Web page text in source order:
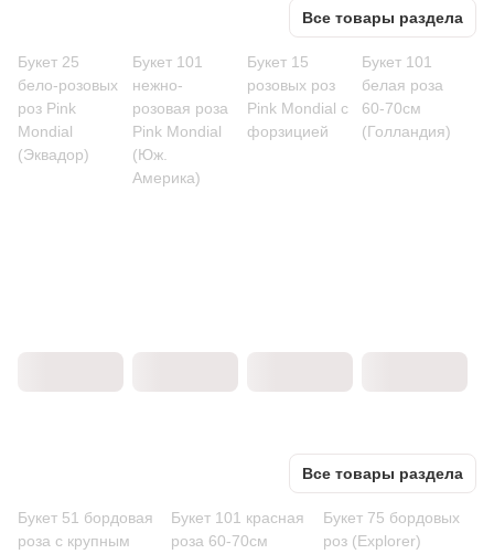
Все товары раздела
Букет 25
бело-розовых
роз Pink
Mondial
(Эквадор)
Букет 101
нежно-
розовая роза
Pink Mondial
(Юж.
Америка)
Букет 15
розовых роз
Pink Mondial с
форзицией
Букет 101
белая роза
60-70см
(Голландия)
Все товары раздела
Букет 51 бордовая
роза с крупным
Букет 101 красная
роза 60-70см
Букет 75 бордовых
роз (Explorer)